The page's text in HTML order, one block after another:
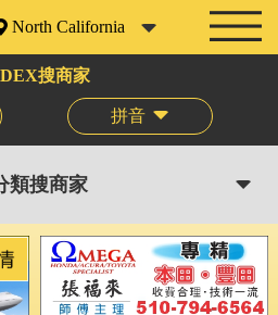
North California
搜商家
拼音
類搜商家